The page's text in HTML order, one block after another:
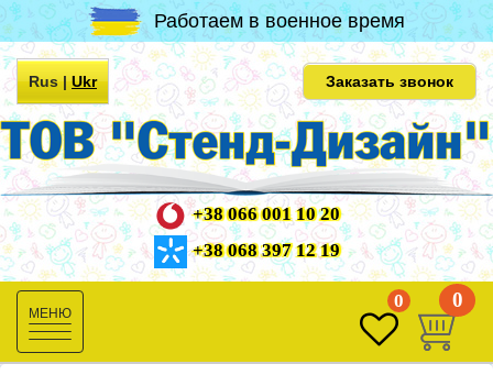
Работаем в военное время
Rus|Ukr Заказать звонок
+38 066 001 10 20
+38 068 397 12 19
Toggle
navigation
0 0